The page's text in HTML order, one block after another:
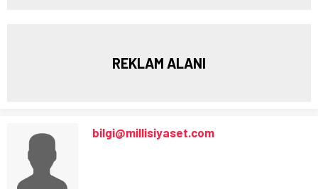
REKLAM ALANI
bilgi@millisiyaset.com